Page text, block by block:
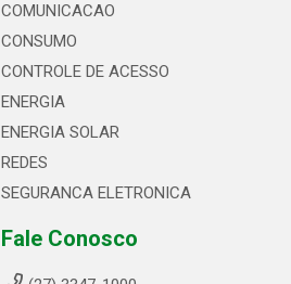
COMUNICACAO
CONSUMO
CONTROLE DE ACESSO
ENERGIA
ENERGIA SOLAR
REDES
SEGURANCA ELETRONICA
Fale Conosco